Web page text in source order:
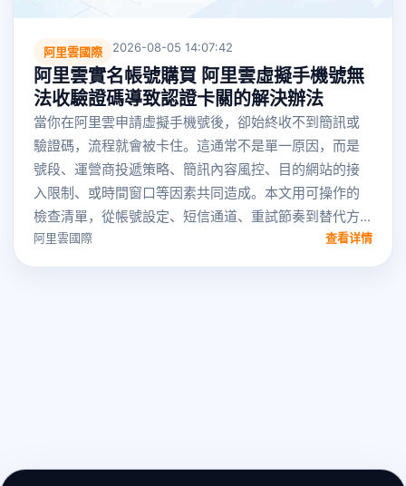
阿里雲國際 2026-08-05 14:07:42
阿里雲實名帳號購買 阿里雲虛擬手機號無
法收驗證碼導致認證卡關的解決辦法
當你在阿里雲申請虛擬手機號後，卻始終收不到簡訊或
驗證碼，流程就會被卡住。這通常不是單一原因，而是
號段、運營商投遞策略、簡訊內容風控、目的網站的接
入限制、或時間窗口等因素共同造成。本文用可操作的
檢查清單，從帳號設定、短信通道、重試節奏到替代方...
阿里雲國際 查看详情